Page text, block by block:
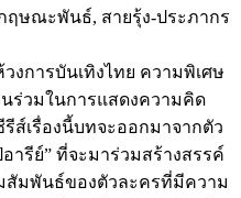
ษณะพันธ์, สายรุ้ง-ประภากร
งการบันเทิงไทย ความพิเศษ
นร่วมในการแสดงความคิด
ส์เรื่องนี้บทจะออกมาจากตัว
ารีย์” ที่จะมาร่วมสร้างสรรค์
มสัมพันธ์ของตัวละครที่มีความ